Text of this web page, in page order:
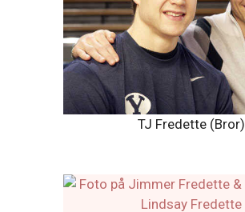
TJ Fredette (Bror)